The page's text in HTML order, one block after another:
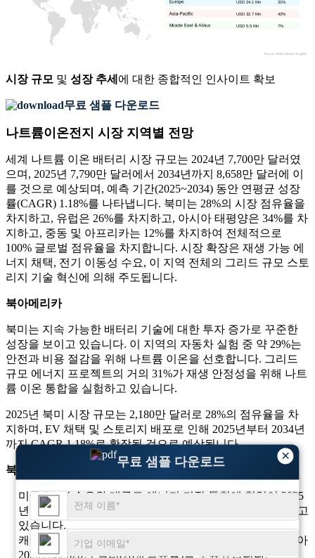
×
무료 샘플 다운로드
7%
USD 5.5 Mn
42%
USD 32.7 Mn
31%
USD 24.1 Mn
시장 규모 및 성장 추세 에 대한 종합적인 인사이트 확보
무료 샘플 다운로드
나트륨이온전지 시장 지역별 전망
세계 나트륨 이온 배터리 시장 규모는 2024년 7,700만 달러였
으며, 2025년 7,790만 달러에서 2034년까지 8,658만 달러에 이
를 것으로 예상되며, 예측 기간(2025~2034) 동안 연평균 성장
률(CAGR) 1.18%를 나타냅니다. 북미는 28%의 시장 점유율을
차지하고, 유럽은 26%를 차지하고, 아시아 태평양은 34%를 차
지하고, 중동 및 아프리카는 12%를 차지하여 전체적으로
100% 글로벌 점유율을 차지합니다. 시장 확장은 재생 가능 에
너지 채택, 전기 이동성 수요, 이 지역 전체의 그리드 규모 스토
리지 기술 혁신에 의해 주도됩니다.
북아메리카
북미는 지속 가능한 배터리 기술에 대한 투자 증가로 꾸준한
성장을 보이고 있습니다. 이 지역의 자동차 실험 중 약 29%는
안전과 비용 절감을 위해 나트륨 이온을 선호합니다. 그리드
규모 에너지 프로젝트의 거의 31%가 재생 안정성을 위해 나트
륨 이온 통합을 실험하고 있습니다.
2025년 북미 시장 규모는 2,180만 달러로 28%의 점유율을 차
지하며, EV 채택 및 스토리지 배포로 인해 2025년부터 2034년
까지 CAGR 1.18%로 확장될 것으로 예상됩니다.
북미 – 나트륨 이온 배터리 시장의 주요 지배 국가
미국은 EV 수요와 대규모 에너지 저장 통합에 힘입어 2025
년 1,060만 달러로 49%의 점유율을 차지하며 선두를 달리고
있습니다.
캐나다는 청정 에너지 전환과 정부 인센티브의 지원을 받아
2025년에 620만 달러(28% 점유율)를 보유했습니다.